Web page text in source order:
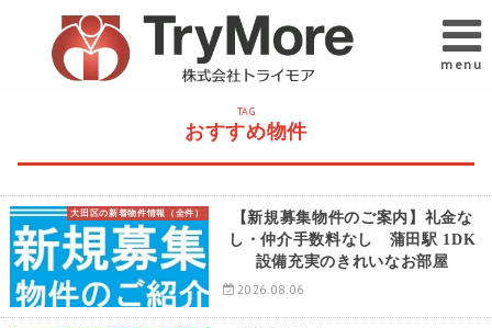
menu
TAG
おすすめ物件
大田区の新着物件情報（全件）
【新規募集物件のご案内】礼金な
し・仲介手数料なし 蒲田駅 1DK
設備充実のきれいなお部屋
2026.08.06